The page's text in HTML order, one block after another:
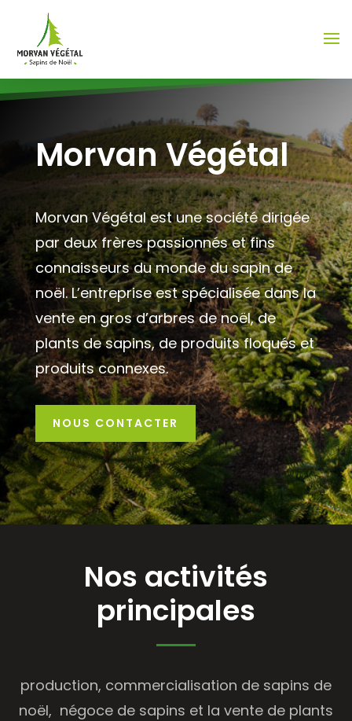
Morvan Végétal
Morvan Végétal est une société dirigée
par deux frères passionnés et fins
connaisseurs du monde du sapin de
noël. L’entreprise est spécialisée dans la
vente en gros d’arbres de noël, de
plants de sapins, de produits floqués et
produits connexes.
NOUS CONTACTER
Nos activités
principales
production, commercialisation de sapins de
noël, négoce de sapins et la vente de plants